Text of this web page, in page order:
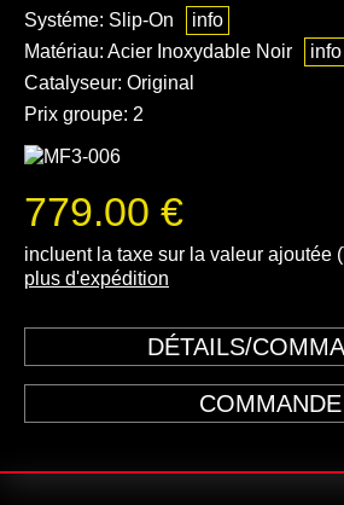
Systéme: Slip-On info
Matériau: Acier Inoxydable Noir info
Catalyseur: Original
Prix groupe: 2
779.00 €
incluent la taxe sur la valeur ajoutée
plus d'expédition
DÉTAILS/
COMMANDE